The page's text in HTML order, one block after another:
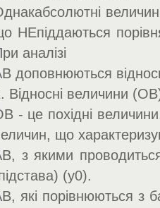
НЕпіддаються
аналізі
доповнюються
Відносні величини
- це похідні
що
з якими
(y0).
які порівнюються з